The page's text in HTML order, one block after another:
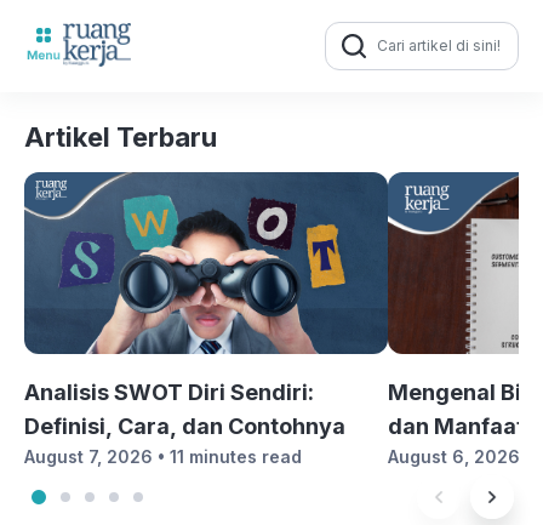
Search
for:
Artikel Terbaru
Analisis SWOT Diri Sendiri:
Definisi, Cara, dan Contohnya
August 7, 2026 • 11 minutes read
Mengenal
dan
August 6, 2026 •